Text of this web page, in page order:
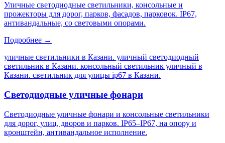
Уличные светодиодные светильники, консольные и
прожекторы для дорог, парков, фасадов, парковок. IP67,
антивандальные, со световыми опорами.
Подробнее →
уличные светильники в Казани. уличный светодиодный
светильник в Казани. консольный светильник уличный в
Казани. светильник для улицы ip67 в Казани.
Светодиодные уличные фонари
Светодиодные уличные фонари и консольные светильники
для дорог, улиц, дворов и парков. IP65–IP67, на опору и
кронштейн, антивандальное исполнение.